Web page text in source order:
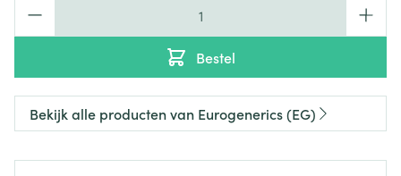
Bestel
Bekijk alle producten van Eurogenerics (EG)